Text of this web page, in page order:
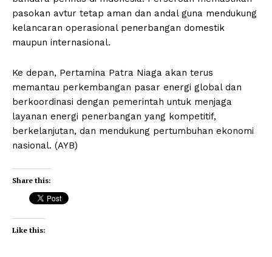
pasokan avtur tetap aman dan andal guna mendukung
kelancaran operasional penerbangan domestik
maupun internasional.
Ke depan, Pertamina Patra Niaga akan terus
memantau perkembangan pasar energi global dan
berkoordinasi dengan pemerintah untuk menjaga
layanan energi penerbangan yang kompetitif,
berkelanjutan, dan mendukung pertumbuhan ekonomi
nasional. (AYB)
Share this:
Like this: